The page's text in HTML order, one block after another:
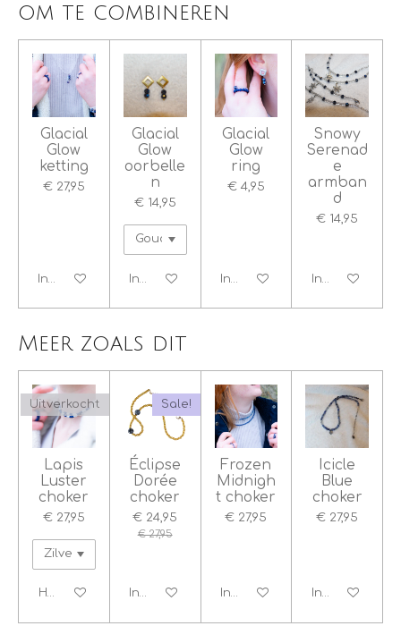
om te combineren
Glacial
Glow
ketting
€ 27,95
In winkelwagen
Glacial
Glow
oorbelle
n
€ 14,95
In winkelwagen
Glacial
Glow
ring
€ 4,95
In winkelwagen
Snowy
Serenad
e
armban
d
€ 14,95
In
Meer zoals dit
Uitverkocht
Lapis
Luster
choker
€ 27,95
Houd mij op de hoogte
Sale!
Éclipse
Dorée
choker
€ 24,95
€ 27,95
In winkelwagen
Frozen
Midnigh
t choker
€ 27,95
In winkelwagen
Icicle
Blue
choker
€ 27,95
In